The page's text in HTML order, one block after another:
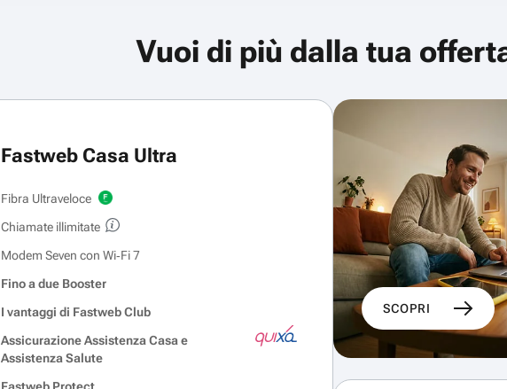
Vuoi di più dalla tua
Fastweb Casa Ultra
Fibra Ultraveloce
Chiamate illimitate
Modem Seven con Wi‑Fi 7
Fino a due Booster
I vantaggi di Fastweb Club
Assicurazione Assistenza Casa e
Assistenza Salute
SCOPRI